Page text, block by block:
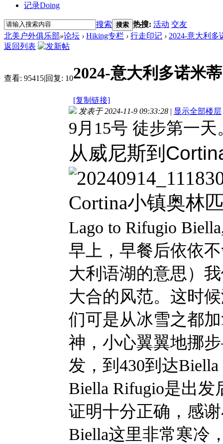
记录Doing
搜索 搜索 热搜: 活动 交友
北美户外俱乐部»论坛 › Hiking专栏 › 行走印记 › 2024-意大利多
返回列表
查看: 95415|回复: 102024-意大利多诺米
[复制链接]
发表于 2024-11-9 09:33:28 | 显示全部楼层
9月15号 徒步第一天
从威尼斯到
Cortina小镇奥林
Lago to Rifugio
早上，早餐后依依
大利语湖的意思）
大合的风范。这时
们可是从冰雪之都
神，小心翼翼地挪
发，到430到达
Biella Rifugio是出
证明十分正确，感
Biella这里非常寒冷